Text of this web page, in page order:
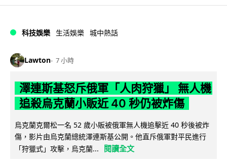
科技娛樂 生活娛樂 城中熱話
Lawton 7 小時
澤連斯基怒斥俄軍「人肉狩獵」 無人機
追殺烏克蘭小販近 40 秒仍被炸傷
烏克蘭克爾松一名 52 歲小販被俄軍無人機追擊近 40 秒後被炸
傷，影片由烏克蘭總統澤連斯基公開。他直斥俄軍對平民進行
「狩獵式」攻擊，烏克蘭...
閱讀全文